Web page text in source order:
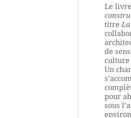
Le livre
titre
de
culture
Un
pour
sous